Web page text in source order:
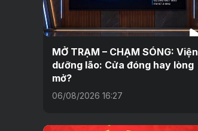
MỞ TRẠM – CHẠM SÓNG: Viện
dưỡng lão: Cửa đóng hay lòng
mở?
06/08/2026 16:27